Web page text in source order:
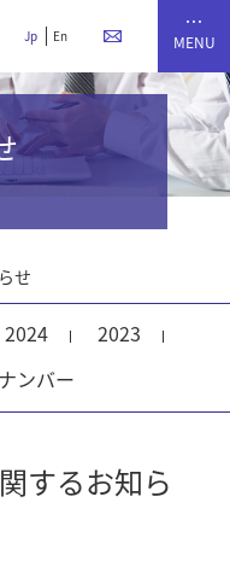
Jp En
せ
2024
2023
ンバー
するお知ら